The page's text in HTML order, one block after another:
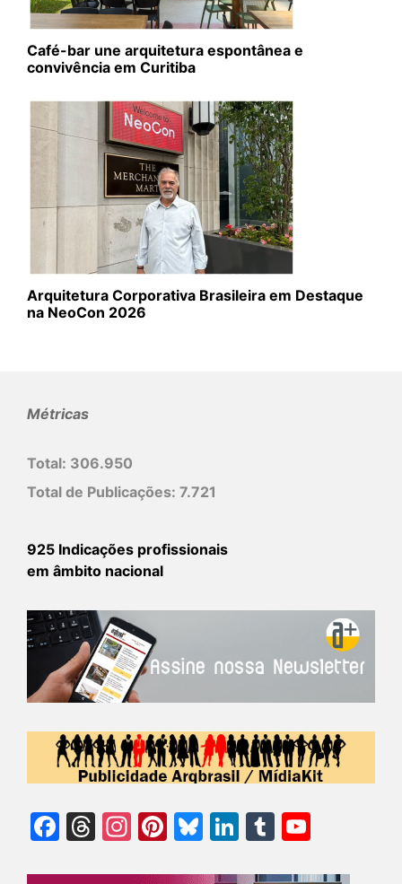
Café-bar une arquitetura espontânea e
convivência em Curitiba
Arquitetura Corporativa Brasileira em Destaque
na NeoCon 2026
Métricas
Total: 306.950
Total de Publicações: 7.721
925 Indicações profissionais
em âmbito nacional
Facebook
Threads
Instagram
Pinterest
Bluesky
LinkedIn
Tumblr